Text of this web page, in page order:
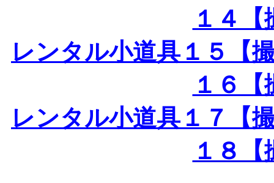
１４
レンタル小道具１５【
１６
レンタル小道具１７【
１８